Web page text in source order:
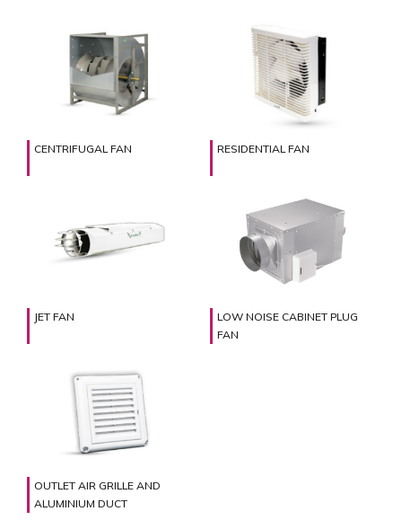
CENTRIFUGAL FAN RESIDENTIAL FAN
JET FAN
LOW NOISE CABINET PLUG
FAN
OUTLET AIR GRILLE AND
ALUMINIUM DUCT